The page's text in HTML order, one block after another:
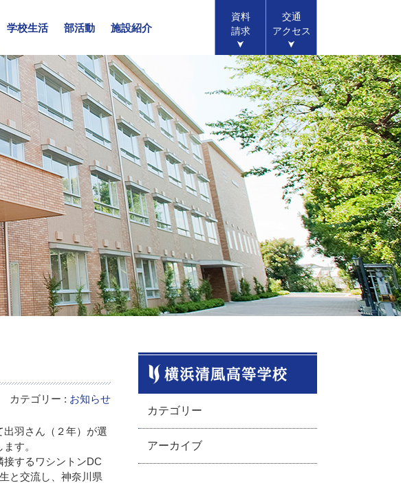
学校生活 部活動 施設紹介
資料
請求
交通
アクセス
テゴリー : お知らせ
羽さん（２年）が選
す。
するワシントンDC
と交流し、神奈川県
カテゴリー
アーカイブ